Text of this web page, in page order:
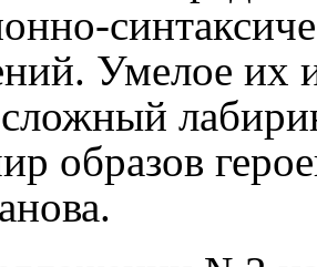
Умелое их
сложный
образов